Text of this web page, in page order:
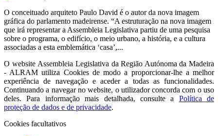
O conceituado arquiteto Paulo David é o autor da nova imagem
gráfica do parlamento madeirense. “A estruturação na nova imagem
que irá representar a Assembleia Legislativa partiu de uma pesquisa
sobre o programa, o edifício, o meio urbano, a história, e a cultura
associadas a esta emblemática ‘casa’,...
O website Assembleia Legislativa da Região Autónoma da Madeira
- ALRAM utiliza Cookies de modo a proporcionar-lhe a melhor
experiência de navegação e aceder a todas as funcionalidades.
Continuando a navegar no website, o utilizador concorda com o uso
deles. Para informação mais detalhada, consulte a
Política de
proteção de dados e de privacidade.
Cookies facultativos